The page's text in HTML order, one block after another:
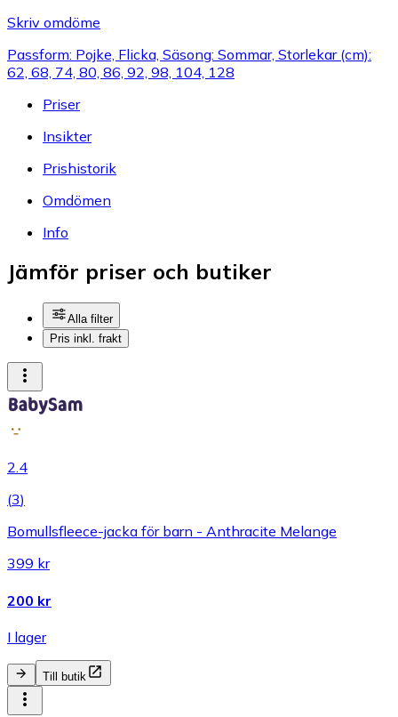
Skriv omdöme
Passform: Pojke, Flicka, Säsong: Sommar, Storlekar (cm):
62, 68, 74, 80, 86, 92, 98, 104, 128
Priser
Insikter
Prishistorik
Omdömen
Info
Jämför priser och butiker
Alla filter
Pris inkl. frakt
2.4
(3)
Bomullsfleece-jacka för barn - Anthracite Melange
399 kr
200 kr
I lager
Till butik